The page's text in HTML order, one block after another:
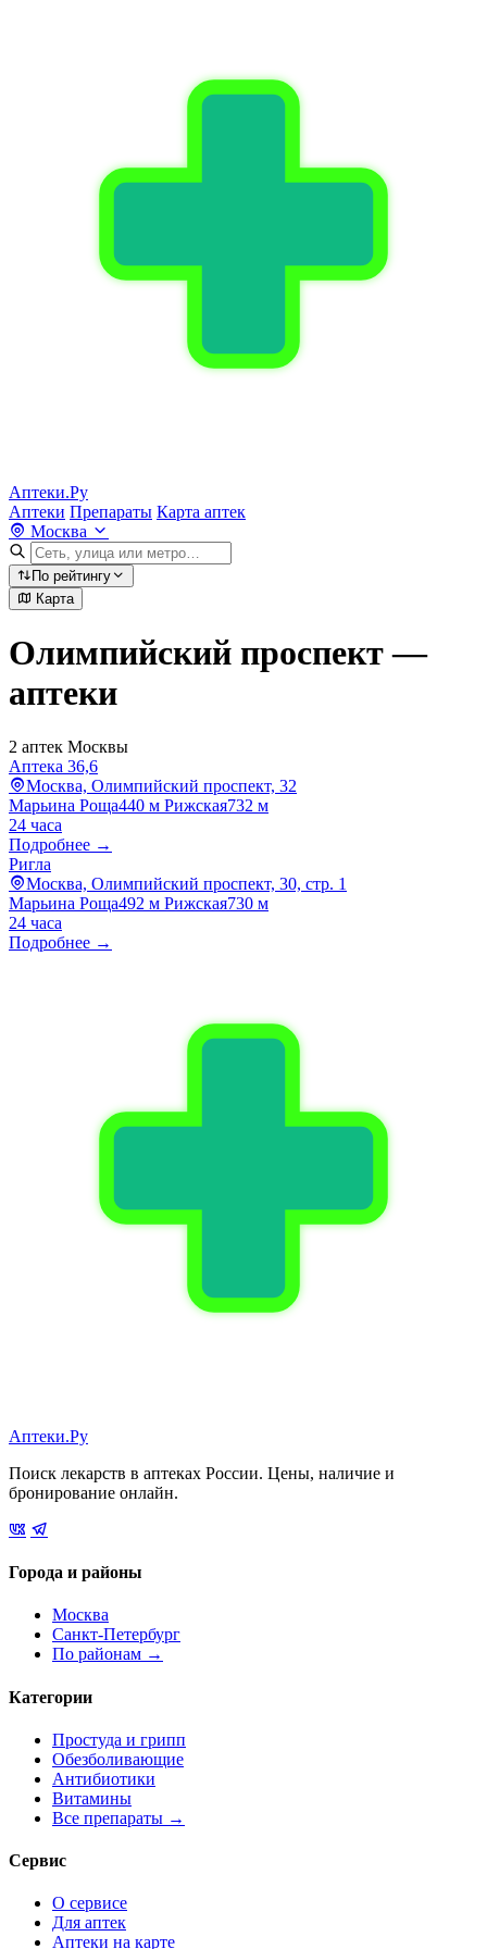
Аптеки.Ру
Аптеки Препараты Карта аптек
Москва
По рейтингу
Карта
Олимпийский проспект —
аптеки
2 аптек Москвы
Аптека 36,6
Москва, Олимпийский проспект, 32
Марьина Роща440 м Рижская732 м
24 часа
Подробнее →
Ригла
Москва, Олимпийский проспект, 30, стр. 1
Марьина Роща492 м Рижская730 м
24 часа
Подробнее →
Аптеки.Ру
Поиск лекарств в аптеках России. Цены, наличие и
бронирование онлайн.
Города и районы
Москва
Санкт-Петербург
По районам →
Категории
Простуда и грипп
Обезболивающие
Антибиотики
Витамины
Все препараты →
Сервис
О сервисе
Для аптек
Аптеки на карте